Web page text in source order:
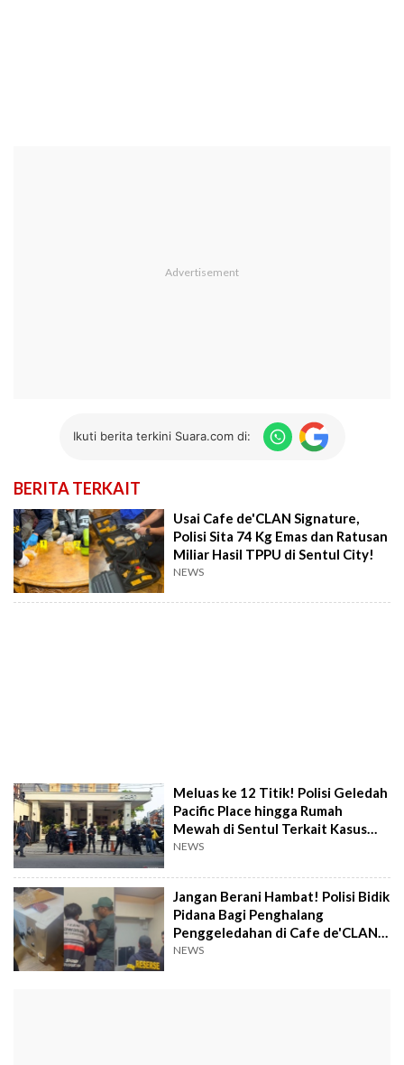
Ikuti berita terkini Suara.com di:
BERITA TERKAIT
Usai Cafe de'CLAN Signature,
Polisi Sita 74 Kg Emas dan Ratusan
Miliar Hasil TPPU di Sentul City!
NEWS
Meluas ke 12 Titik! Polisi Geledah
Pacific Place hingga Rumah
Mewah di Sentul Terkait Kasus
TPPU
NEWS
Jangan Berani Hambat! Polisi Bidik
Pidana Bagi Penghalang
Penggeledahan di Cafe de'CLAN
Signature
NEWS